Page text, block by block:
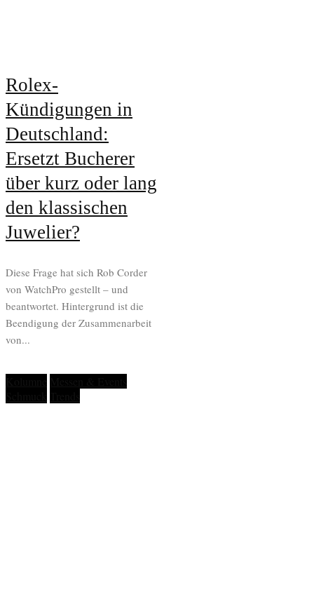
Rolex-
Kündigungen in
Deutschland:
Ersetzt Bucherer
über kurz oder lang
den klassischen
Juwelier?
Diese Frage hat sich Rob Corder
von WatchPro gestellt – und
beantwortet. Hintergrund ist die
Beendigung der Zusammenarbeit
von...